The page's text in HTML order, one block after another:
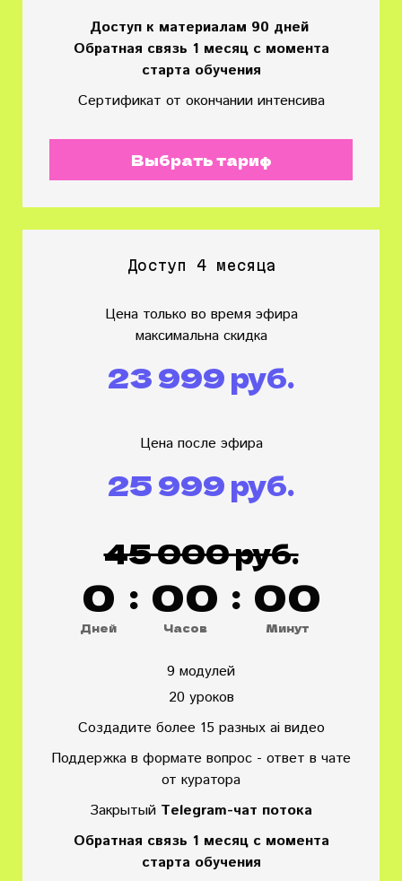
Доступ к материалам 90 дней
Обратная связь 1 месяц с момента
старта обучения
Сертификат от окончании интенсива
Выбрать тариф
Доступ 4 месяца
Цена только во время эфира
максимальна скидка
23 999 руб.
Цена после эфира
25 999 руб.
45 000 руб.
0
Дней
: 00
Часов
: 00
Минут
9 модулей
20 уроков
Создадите более 15 разных ai видео
Поддержка в формате вопрос - ответ в чате
от куратора
Закрытый Тelegram-чат потока
Обратная связь 1 месяц с момента
старта обучения